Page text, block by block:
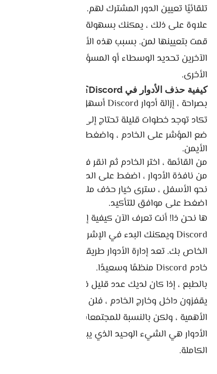
تلقائيًا تعيين الدور المشترك لهم.
علاوة على ذلك ، يمكنك بسهولة معرفة الأدوار التي
قمت بتعيينها لمن. بسبب هذه الألوان ، يمكن للأعضاء
الآخرين تحديد الوسطاء أو المسؤولين أو الأدوار
الأخرى.
كيفية حذف الأدوار في Discord؟
بصراحة ، إزالة أدوار Discord أسهل من إعدادها. لا
تكاد توجد خطوات قليلة تحتاج إلى اتباعها لإزالة الدور.
ضع المؤشر على الخادم ، واضغط على زر الماوس
الأيمن.
من القائمة ، اختر الخادم ثم انقر فوق الأدوار.
من نافذة الأدوار ، اضغط على الدور الذي ترغب فيه
نحو الأسفل ، سترى خيار حذف ملف
اضغط على موافق للتأكيد.
ها نحن ذا! أنت تعرف الآن كيفية إضافة أدوار في
Discord ويمكنك البدء في الإشراف على الخادم
الخاص بك. تعد إدارة الأدوار طريقة رائعة للحفاظ على
خادم Discord منظمًا وسعيدًا.
بالطبع ، إذا كان لديك عدد قليل فقط من الأصدقاء
يقفزون داخل وخارج الخادم ، فلن تكون الأدوار بهذه
الأهمية ، ولكن بالنسبة للمجتمعات الكبيرة ، فإن
الأدوار هي الشيء الوحيد الذي يبعدهم عن الفوضى
الكاملة.